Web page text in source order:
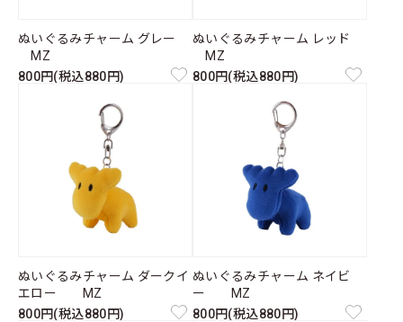
ぬいぐるみチャーム グレー
MZ
800円(税込880円)
ぬいぐるみチャーム レッド
MZ
800円(税込880円)
ぬいぐるみチャーム ダークイ
エロー MZ
800円(税込880円)
ぬいぐるみチャーム ネイビ
ー MZ
800円(税込880円)